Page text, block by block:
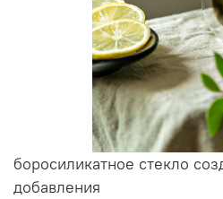
боросиликатное стекло
добавления